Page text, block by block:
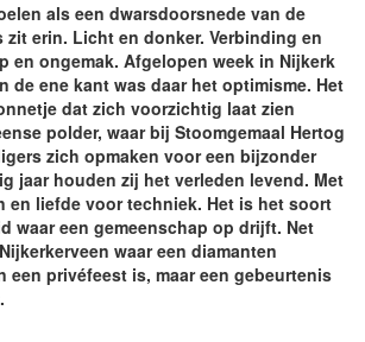
als een dwarsdoorsnede van de
zit erin. Licht en donker. Verbinding en
en ongemak. Afgelopen week in Nijkerk
de ene kant was daar het optimisme. Het
dat zich voorzichtig laat zien
polder, waar bij Stoomgemaal Hertog
zich opmaken voor een bijzonder
jaar houden zij het verleden levend. Met
en liefde voor techniek. Het is het soort
waar een gemeenschap op drijft. Net
waar een diamanten
een privéfeest is, maar een gebeurtenis